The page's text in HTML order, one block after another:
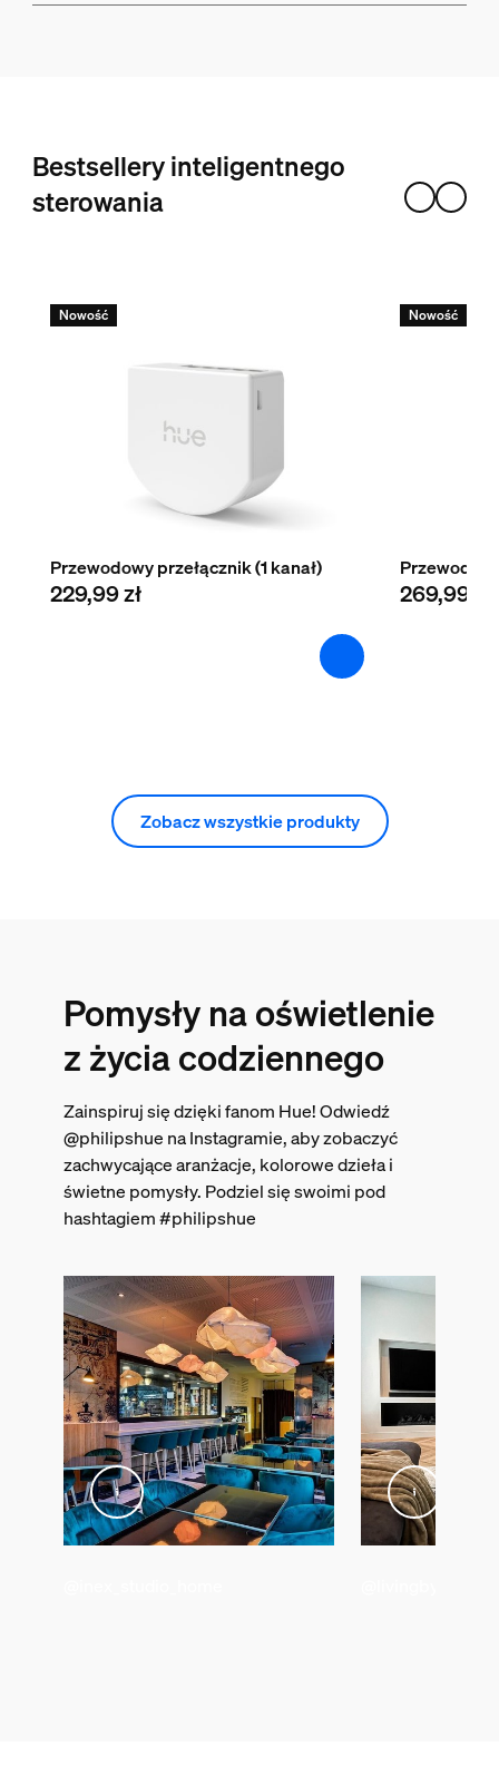
Bestsellery inteligentnego
sterowania
Nowość
Przewodowy przełącznik (1 kanał)
229,99 zł
Nowość
269,99 zł
Zobacz wszystkie produkty
Pomysły na oświetlenie
z życia codziennego
Zainspiruj się dzięki fanom Hue! Odwiedź
@philipshue na Instagramie, aby zobaczyć
zachwycające aranżacje, kolorowe dzieła i
świetne pomysły. Podziel się swoimi pod
hashtagiem #philipshue